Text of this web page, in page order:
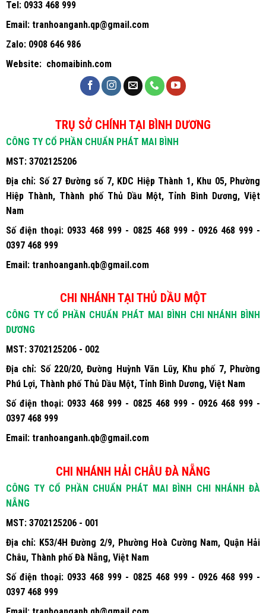
Tel:0933 468 999
Email:tranhoanganh.qp@gmail.com
Zalo:0908 646 986
Website: chomaibinh.com
TRỤ SỞ CHÍNH TẠI BÌNH DƯƠNG
CÔNG TY CỔ PHẦN CHUẨN PHÁT MAI BÌNH
MST:3702125206
Địa chỉ: Số 27 Đường số 7, KDC Hiệp Thành 1, Khu 05, Phường
Hiệp Thành, Thành phố Thủ Dầu Một, Tỉnh Bình Dương, Việt
Nam
Số điện thoại: 0933 468 999 - 0825 468 999 - 0926 468 999 -
0397 468 999
Email:tranhoanganh.qb@gmail.com
CHI NHÁNH TẠI THỦ DẦU MỘT
CÔNG TY CỔ PHẦN CHUẨN PHÁT MAI BÌNH CHI NHÁNH BÌNH
DƯƠNG
MST:3702125206 - 002
Địa chỉ: Số 220/20, Đường Huỳnh Văn Lũy, Khu phố 7, Phường
Phú Lợi, Thành phố Thủ Dầu Một, Tỉnh Bình Dương, Việt Nam
Số điện thoại: 0933 468 999 - 0825 468 999 - 0926 468 999 -
0397 468 999
Email:tranhoanganh.qb@gmail.com
CHI NHÁNH HẢI CHÂU ĐÀ NẴNG
CÔNG TY CỔ PHẦN CHUẨN PHÁT MAI BÌNH CHI NHÁNH ĐÀ
NẴNG
MST:3702125206 - 001
Địa chỉ: K53/4H Đường 2/9, Phường Hoà Cường Nam, Quận Hải
Châu, Thành phố Đà Nẵng, Việt Nam
Số điện thoại: 0933 468 999 - 0825 468 999 - 0926 468 999 -
0397 468 999